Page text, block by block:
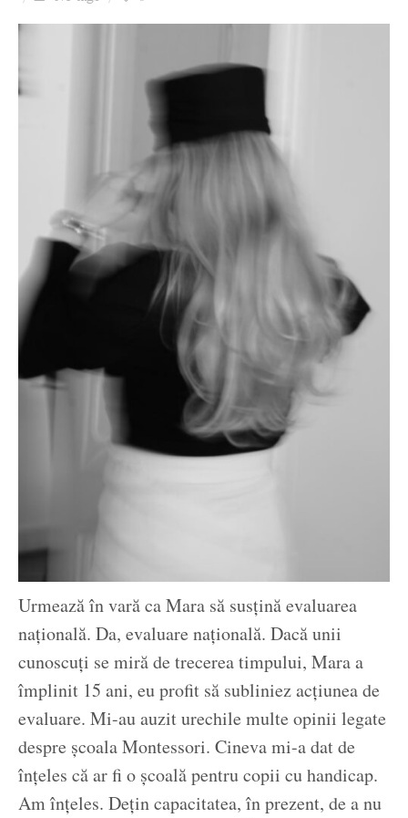
Ziua culorii
Urmează în vară ca Mara să susțină evaluarea
națională. Da, evaluare națională. Dacă unii
cunoscuți se miră de trecerea timpului, Mara a
împlinit 15 ani, eu profit să subliniez acțiunea de
evaluare. Mi-au auzit urechile multe opinii legate
despre școala Montessori. Cineva mi-a dat de
înțeles că ar fi o școală pentru copii cu handicap.
Am înțeles. Dețin capacitatea, în prezent, de a nu